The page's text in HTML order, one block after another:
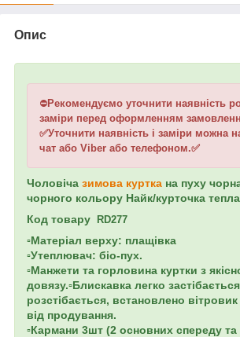
Опис
⛔Рекомендуємо уточнити наявність
заміри перед оформленням
✅Уточнити наявність і заміри можна
чат або Viber або телефоном.✅
Чоловіча зимова куртка на пуху
чорного кольору Найк/курточка
Код товару
RD277
▫️Матеріал верху: плащівка
▫️Утеплювач: біо-пух.
▫️Манжети та горловина куртки з
довязу.▫️Блискавка легко застібається
розстібається, встановлено
від продування.
▫️Кармани 3шт (2 основних спереду та